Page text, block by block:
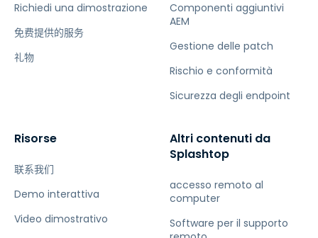
Richiedi una dimostrazione
免费提供的服务
礼物
Componenti aggiuntivi
AEM
Gestione delle patch
Rischio e conformità
Sicurezza degli endpoint
Risorse
联系我们
Demo interattiva
Video dimostrativo
Altri contenuti da
Splashtop
accesso remoto al
computer
Software per il supporto